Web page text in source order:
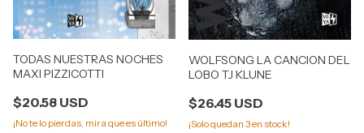
TODAS NUESTRAS NOCHES
MAXI PIZZICOTTI
$20.58 USD
¡No te lo pierdas, mira que es último!
WOLFSONG LA CANCION DEL
LOBO TJ KLUNE
$26.45 USD
¡Solo quedan 3en stock!